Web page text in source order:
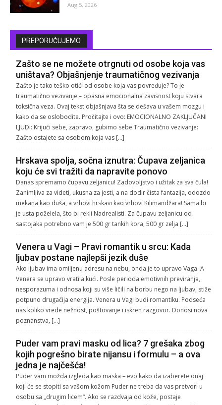
Aug 5, 2026
PREPORUČUJEMO
Zašto se ne možete otrgnuti od osobe koja vas
uništava? Objašnjenje traumatičnog vezivanja
Zašto je tako teško otići od osobe koja vas povređuje? To je
traumatično vezivanje – opasna emocionalna zavisnost koju stvara
toksična veza. Ovaj tekst objašnjava šta se dešava u vašem mozgu i
kako da se oslobodite. Pročitajte i ovo: EMOCIONALNO ZAKLJUČANI
LJUDI: Krijući sebe, zapravo, gubimo sebe Traumatično vezivanje:
Zašto ostajete sa osobom koja vas […]
Hrskava spolja, sočna iznutra: Čupava zeljanica
koju će svi tražiti da napravite ponovo
Danas spremamo čupavu zeljanicu! Zadovoljstvo i užitak za sva čula!
Zanimljiva za videti, ukusna za jesti, a na dodir čista fantazija, odozdo
mekana kao duša, a vrhovi hrskavi kao vrhovi Kilimandžara! Sama bi
je usta poželela, što bi rekli Nadrealisti. Za čupavu zeljanicu od
sastojaka potrebno vam je 500 gr tankih kora, 500 gr zelja […]
Venera u Vagi – Pravi romantik u srcu: Kada
ljubav postane najlepši jezik duše
Ako ljubav ima omiljenu adresu na nebu, onda je to upravo Vaga. A
Venera se upravo vratila kući. Posle perioda emotivnih previranja,
nesporazuma i odnosa koji su više ličili na borbu nego na ljubav, stiže
potpuno drugačija energija. Venera u Vagi budi romantiku. Podseća
nas koliko vrede nežnost, poštovanje i iskren razgovor. Donosi nova
poznanstva, […]
Puder vam pravi masku od lica? 7 grešaka zbog
kojih pogrešno birate nijansu i formulu – a ova
jedna je najčešća!
Puder vam možda izgleda kao maska – evo kako da izaberete onaj
koji će se stopiti sa vašom kožom Puder ne treba da vas pretvori u
osobu sa „drugim licem“. Ako se razdvaja od kože, postaje